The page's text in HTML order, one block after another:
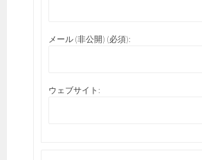
メール (非公開) (必須):
ウェブサイト: